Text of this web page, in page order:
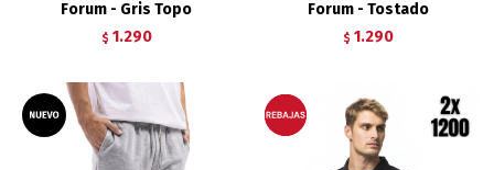
Forum - Gris Topo
$ 1.290
Forum - Tostado
$ 1.290